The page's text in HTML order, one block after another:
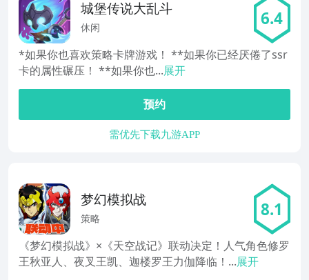
城堡传说大乱斗
休闲 6.4
*如果你也喜欢策略卡牌游戏！ **如果你已经厌倦了ssr
卡的属性碾压！ **如果你也...展开
预约
需优先下载九游APP
梦幻模拟战
策略 8.1
《梦幻模拟战》×《天空战记》联动决定！人气角色修罗
王秋亚人、夜叉王凯、迦楼罗王力伽降临！...展开